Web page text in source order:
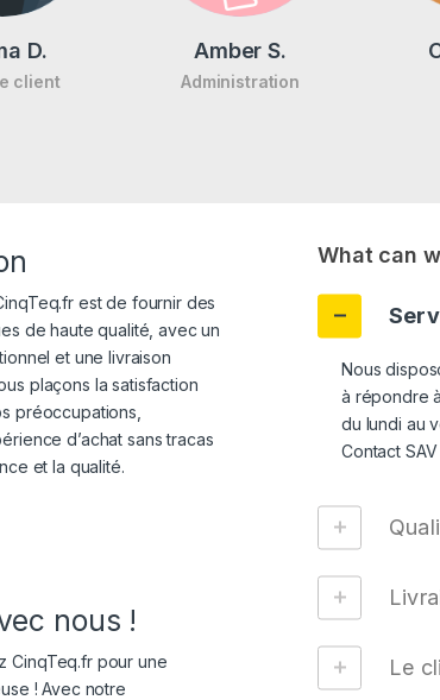
D.
client
Amber S.
Administration
est de fournir des
de haute qualité, avec un
et une livraison
plaçons la satisfaction
préoccupations,
d’achat sans tracas
et la qualité.
nous !
CinqTeq.fr pour une
! Avec notre
What can
Nous
à répondre
du lundi au
Contact
Le